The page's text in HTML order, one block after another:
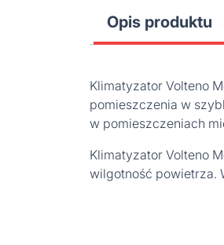
Opis produktu
Klimatyzator Volteno
pomieszczenia w
w pomieszczeniach
Klimatyzator Volteno
wilgotność powietrza.